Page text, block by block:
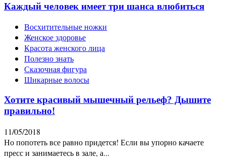
Каждый человек имеет три шанса влюбиться
Восхитительные ножки
Женское здоровье
Красота женского лица
Полезно знать
Сказочная фигура
Шикарные волосы
Хотите красивый мышечный рельеф? Дышите
правильно!
11/05/2018
Но попотеть все равно придется! Если вы упорно качаете
пресс и занимаетесь в зале, а...